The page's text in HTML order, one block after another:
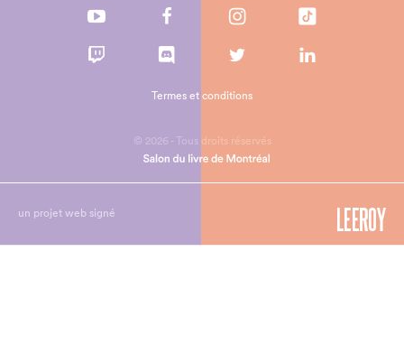
© 2026 - Tous droits réservés
Termes et conditions
un projet web signé